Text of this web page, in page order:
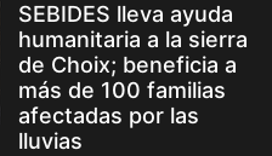
SEBIDES lleva ayuda
humanitaria a la sierra
de Choix; beneficia a
más de 100 familias
afectadas por las
lluvias